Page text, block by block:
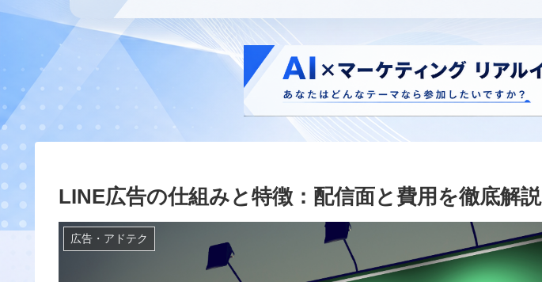
LINE広告の仕組みと特徴：配信面と費用を徹底解説
広告・アドテク